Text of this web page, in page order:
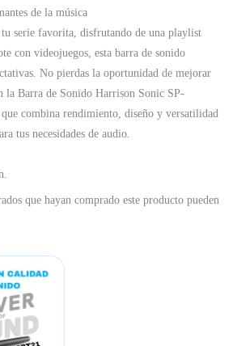
de la música
tu serie favorita, disfrutando de una playlist
con videojuegos, esta barra de sonido
No pierdas la oportunidad de mejorar
la Barra de Sonido Harrison Sonic SP-
combina rendimiento, diseño y versatilidad
tus necesidades de audio.
que hayan comprado este producto pueden